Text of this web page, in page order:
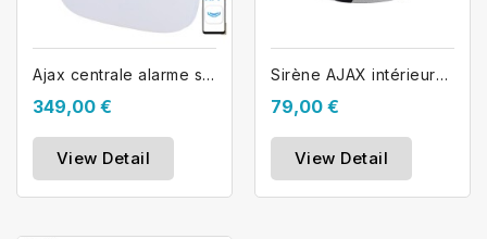
Ajax centrale alarme sans fil HUB2-4G
349,00 €
View Detail
Sirène AJAX intérieure sans fil...
79,00 €
View Detail